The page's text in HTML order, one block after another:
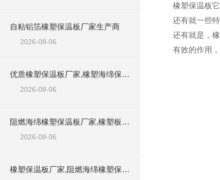
自粘铝箔橡塑保温板厂家生产商
2026-08-06
优质橡塑保温板厂家,橡塑海绵保温材料供货商
2026-08-06
阻燃海绵橡塑保温板厂家,橡塑板厂家销售点
2026-08-06
橡塑保温板厂家,阻燃海绵橡塑保温板厂家出售
橡塑保温板
还有就一些
还有就是，
有效的作用